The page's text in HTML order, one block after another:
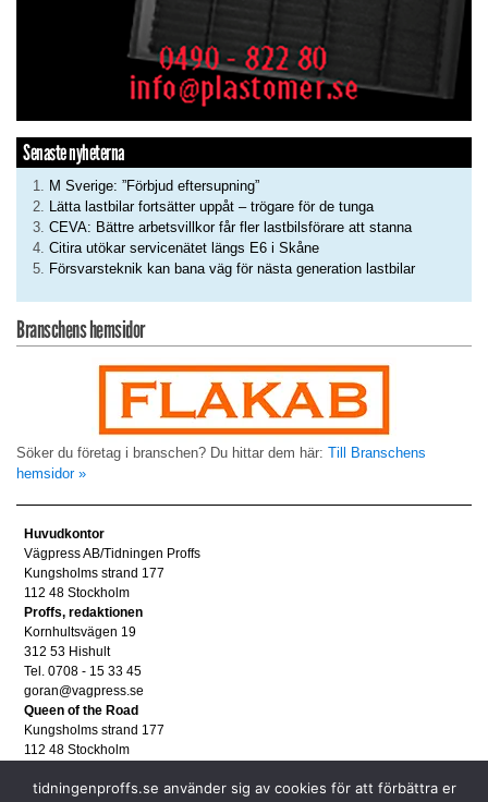
Senaste nyheterna
M Sverige: ”Förbjud eftersupning”
Lätta lastbilar fortsätter uppåt – trögare för de tunga
CEVA: Bättre arbetsvillkor får fler lastbilsförare att stanna
Citira utökar servicenätet längs E6 i Skåne
Försvarsteknik kan bana väg för nästa generation lastbilar
Branschens hemsidor
Söker du företag i branschen? Du hittar dem här: Till Branschens
hemsidor »
Huvudkontor
Vägpress AB/Tidningen Proffs
Kungsholms strand 177
112 48 Stockholm
Proffs, redaktionen
Kornhultsvägen 19
312 53 Hishult
Tel. 0708 - 15 33 45
goran@vagpress.se
Queen of the Road
Kungsholms strand 177
112 48 Stockholm
Tel. 08 - 653 83 80
tidningenproffs.se använder sig av cookies för att förbättra er